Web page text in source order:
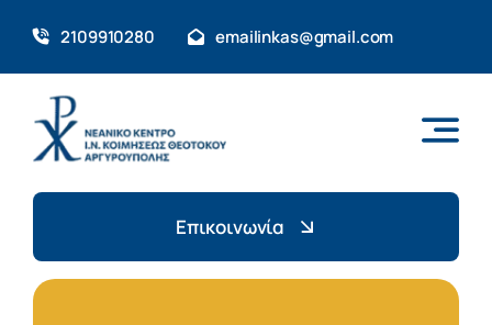
content
2109910280 emailinkas@gmail.com
Επικοινωνία